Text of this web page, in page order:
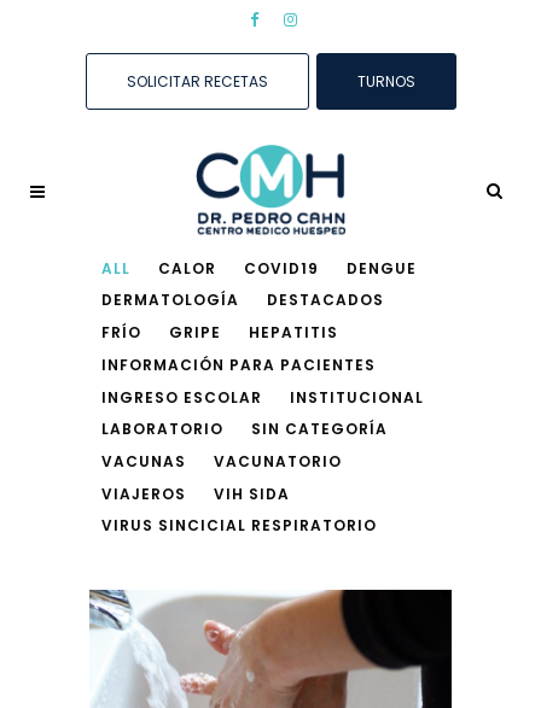
SOLICITAR RECETAS TURNOS
ALL CALOR COVID19
DENGUE
DERMATOLOGÍA
DESTACADOS
FRÍO
GRIPE
HEPATITIS
INFORMACIÓN PARA PACIENTES
INGRESO ESCOLAR
INSTITUCIONAL
LABORATORIO
SIN CATEGORÍA
VACUNAS
VACUNATORIO
VIAJEROS
VIH SIDA
VIRUS SINCICIAL RESPIRATORIO